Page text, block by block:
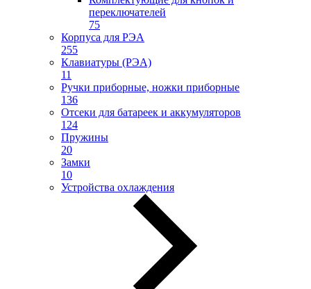
переключателей
75
Корпуса для РЭА
255
Клавиатуры (РЭА)
11
Ручки приборные, ножки приборные
136
Отсеки для батареек и аккумуляторов
124
Пружины
20
Замки
10
Устройства охлаждения